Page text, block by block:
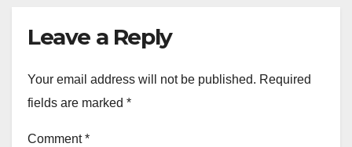
Leave a Reply
Your email address will not be published. Required
fields are marked *
Comment*